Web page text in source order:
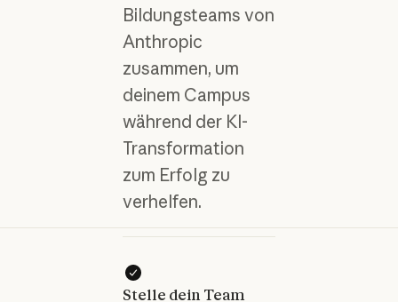
Bildungsteams von
Anthropic
zusammen, um
deinem Campus
während der KI-
Transformation
zum Erfolg zu
verhelfen.
Stelle dein Team